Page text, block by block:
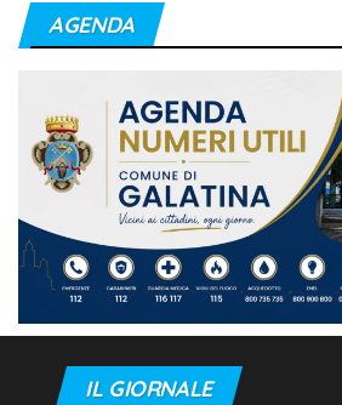
AGENDA
IL GIORNALE